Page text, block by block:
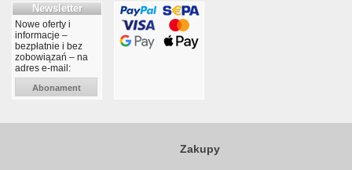
Newsletter
Nowe oferty i
informacje –
bezpłatnie i bez
zobowiązań – na
adres e-mail:
Abonament
Zakupy